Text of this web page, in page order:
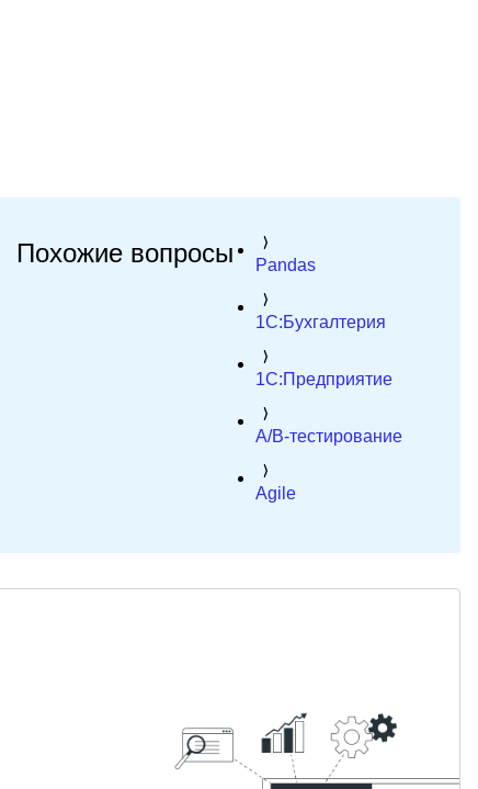
Похожие вопросы Pandas
1C:Бухгалтерия
1C:Предприятие
A/B-тестирование
Agile